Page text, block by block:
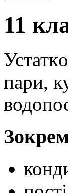
11
пари,